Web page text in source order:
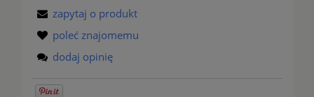
zapytaj o produkt
poleć znajomemu
dodaj opinię